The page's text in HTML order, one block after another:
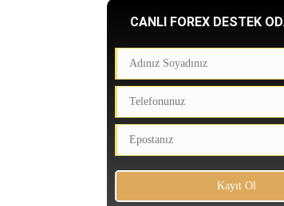
CANLI FOREX DESTEK